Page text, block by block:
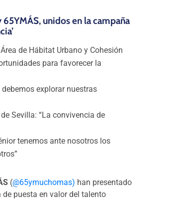
unidos en la campaña
de Hábitat Urbano y Cohesión
para favorecer la
explorar nuestras
Sevilla: “La convivencia de
tenemos ante nosotros los
(@65ymuchomas) han presentado
puesta en valor del talento